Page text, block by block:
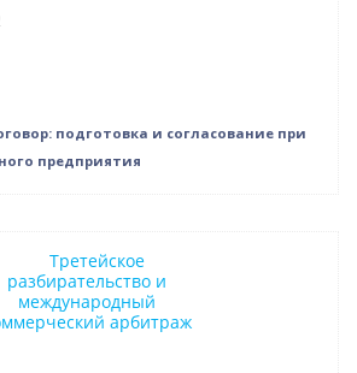
подготовка и согласование при
предприятия